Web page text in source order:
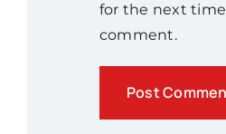
for the next time
comment.